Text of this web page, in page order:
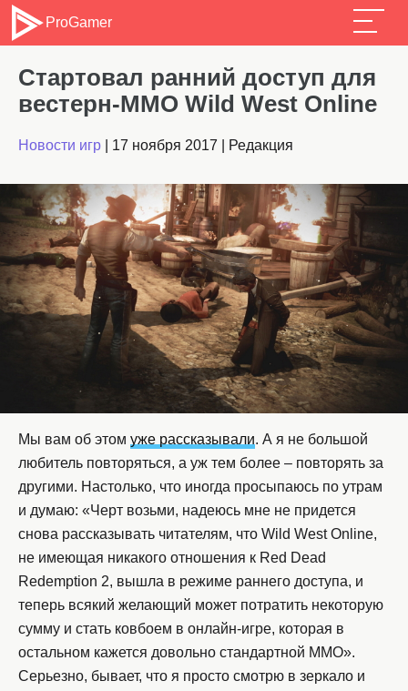
ProGamer
Стартовал ранний доступ для
вестерн-MMO Wild West Online
Новости игр 17 ноября 2017 Редакция
Мы вам об этом уже рассказывали. А я не большой
любитель повторяться, а уж тем более – повторять за
другими. Настолько, что иногда просыпаюсь по утрам
и думаю: «Черт возьми, надеюсь мне не придется
снова рассказывать читателям, что Wild West Online,
не имеющая никакого отношения к Red Dead
Redemption 2, вышла в режиме раннего доступа, и
теперь всякий желающий может потратить некоторую
сумму и стать ковбоем в онлайн-игре, которая в
остальном кажется довольно стандартной MMO».
Серьезно, бывает, что я просто смотрю в зеркало и